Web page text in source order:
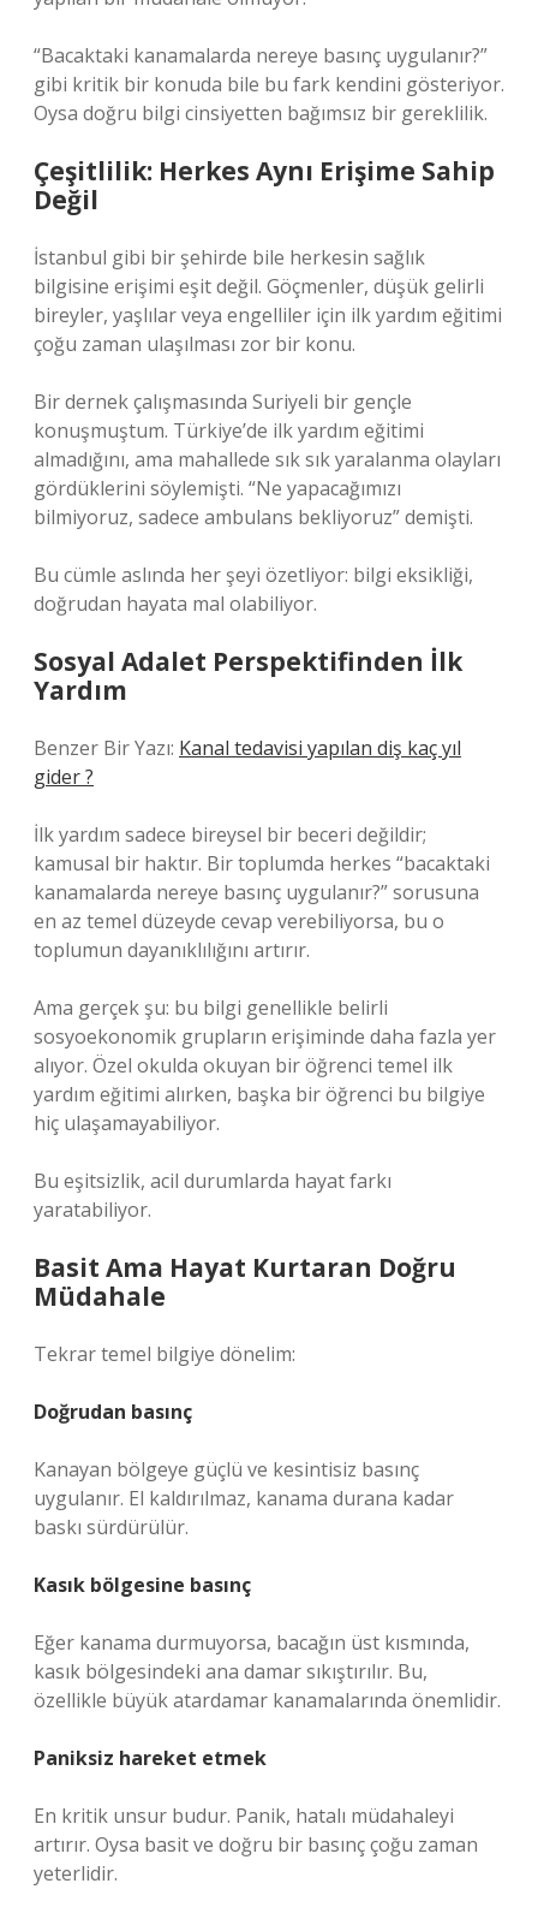
“Bacaktaki kanamalarda nereye basınç uygulanır?”
gibi kritik bir konuda bile bu fark kendini gösteriyor.
Oysa doğru bilgi cinsiyetten bağımsız bir gereklilik.
Çeşitlilik: Herkes Aynı Erişime Sahip
Değil
İstanbul gibi bir şehirde bile herkesin sağlık
bilgisine erişimi eşit değil. Göçmenler, düşük gelirli
bireyler, yaşlılar veya engelliler için ilk yardım eğitimi
çoğu zaman ulaşılması zor bir konu.
Bir dernek çalışmasında Suriyeli bir gençle
konuşmuştum. Türkiye’de ilk yardım eğitimi
almadığını, ama mahallede sık sık yaralanma olayları
gördüklerini söylemişti. “Ne yapacağımızı
bilmiyoruz, sadece ambulans bekliyoruz” demişti.
Bu cümle aslında her şeyi özetliyor: bilgi eksikliği,
doğrudan hayata mal olabiliyor.
Sosyal Adalet Perspektifinden İlk
Yardım
Benzer Bir Yazı: Kanal tedavisi yapılan diş kaç yıl
gider ?
İlk yardım sadece bireysel bir beceri değildir;
kamusal bir haktır. Bir toplumda herkes “bacaktaki
kanamalarda nereye basınç uygulanır?” sorusuna
en az temel düzeyde cevap verebiliyorsa, bu o
toplumun dayanıklılığını artırır.
Ama gerçek şu: bu bilgi genellikle belirli
sosyoekonomik grupların erişiminde daha fazla yer
alıyor. Özel okulda okuyan bir öğrenci temel ilk
yardım eğitimi alırken, başka bir öğrenci bu bilgiye
hiç ulaşamayabiliyor.
Bu eşitsizlik, acil durumlarda hayat farkı
yaratabiliyor.
Basit Ama Hayat Kurtaran Doğru
Müdahale
Tekrar temel bilgiye dönelim:
Doğrudan basınç
Kanayan bölgeye güçlü ve kesintisiz basınç
uygulanır. El kaldırılmaz, kanama durana kadar
baskı sürdürülür.
Kasık bölgesine basınç
Eğer kanama durmuyorsa, bacağın üst kısmında,
kasık bölgesindeki ana damar sıkıştırılır. Bu,
özellikle büyük atardamar kanamalarında önemlidir.
Paniksiz hareket etmek
En kritik unsur budur. Panik, hatalı müdahaleyi
artırır. Oysa basit ve doğru bir basınç çoğu zaman
yeterlidir.